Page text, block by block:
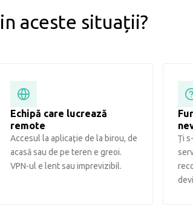
aceste situații?
Echipă care lucrează
remote
Accesul la aplicație de la birou, de
acasă sau de pe teren e greoi.
VPN-ul e lent sau imprevizibil.
Ți